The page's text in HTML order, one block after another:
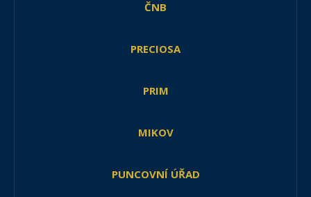
ČNB
PRECIOSA
PRIM
MIKOV
PUNCOVNÍ ÚŘAD